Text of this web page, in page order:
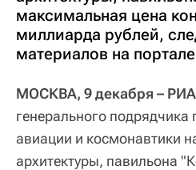
максимальная цена
миллиарда рублей,
материалов на
МОСКВА, 9 декабря –
генерального
авиации и космонавтики
архитектуры, павильона